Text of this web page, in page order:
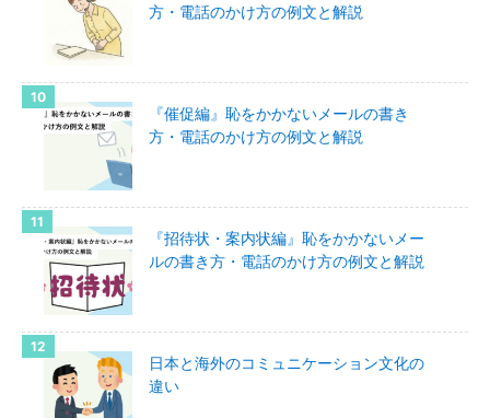
方・電話のかけ方の例文と解説
『催促編』恥をかかないメールの書き
方・電話のかけ方の例文と解説
『招待状・案内状編』恥をかかないメー
ルの書き方・電話のかけ方の例文と解説
日本と海外のコミュニケーション文化の
違い